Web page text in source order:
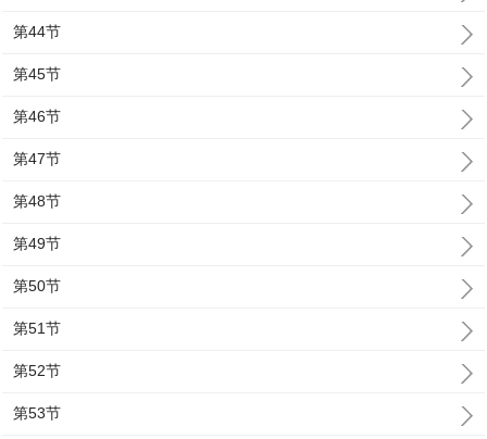
第44节
第45节
第46节
第47节
第48节
第49节
第50节
第51节
第52节
第53节